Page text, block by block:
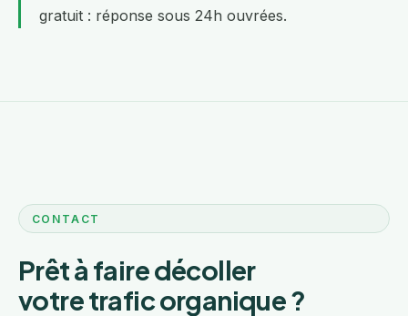
gratuit : réponse sous 24h ouvrées.
CONTACT
Prêt à faire décoller
votre trafic organique ?